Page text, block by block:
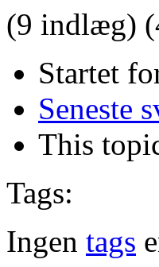
(9 indlæg)
Startet
Seneste
This
Tags:
Ingen tags